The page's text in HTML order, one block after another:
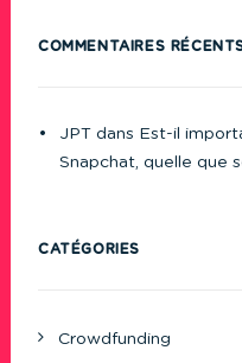
COMMENTAIRES
JPT dans Est-il
Snapchat, quelle que
CATÉGORIES
Crowdfunding